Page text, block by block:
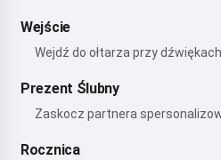
Wejście
Wejdź do ołtarza przy
Prezent Ślubny
Zaskocz partnera
Rocznica